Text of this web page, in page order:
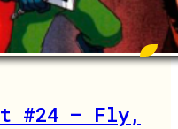
#24 – Fly,